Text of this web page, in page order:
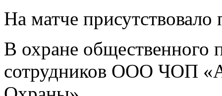
На матче присутствовало
В охране общественного
сотрудников ООО ЧОП